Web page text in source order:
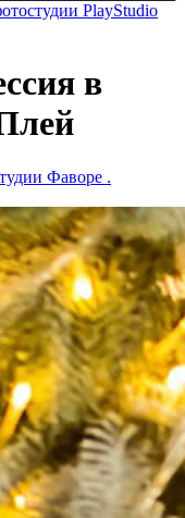
PlayStudio
в
Фаворе .